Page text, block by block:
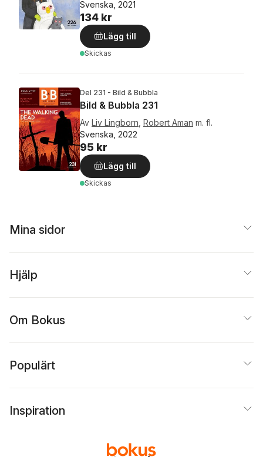
Svenska, 2021
134 kr
Lägg till
Skickas
Del 231 - Bild & Bubbla
Bild & Bubbla 231
Av Liv Lingborn Robert Aman m. fl.
Svenska, 2022
95 kr
Lägg till
Skickas
Mina sidor
Hjälp
Om Bokus
Populärt
Inspiration